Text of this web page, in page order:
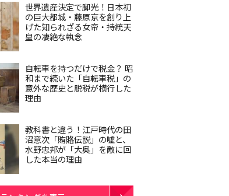
世界遺産決定で脚光！日本初
の巨大都城・藤原京を創り上
げた知られざる女帝・持統天
皇の凄絶な執念
自転車を持つだけで税金？ 昭
和まで続いた「自転車税」の
意外な歴史と脱税が横行した
理由
教科書と違う！江戸時代の田
沼意次「賄賂伝説」の嘘と、
水野忠邦が「大奥」を敵に回
した本当の理由